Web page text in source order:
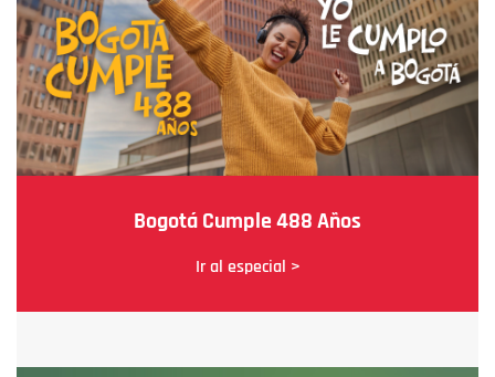
Bogotá Cumple 488 Años
Ir al especial >